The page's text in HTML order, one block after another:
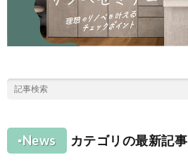
▪︎News カテゴリの最新記事